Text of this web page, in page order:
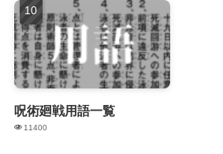
呪術廻戦用語一覧
11400